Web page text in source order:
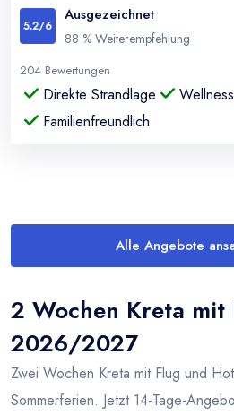
5.2/6
Ausgezeichnet
88 % Weiterempfehlung
204 Bewertungen
Direkte Strandlage Wellness
Familienfreundlich
Alle Angebote
2 Wochen Kreta mit
2026/2027
Zwei Wochen Kreta mit Flug und
Sommerferien. Jetzt 14-Tage-